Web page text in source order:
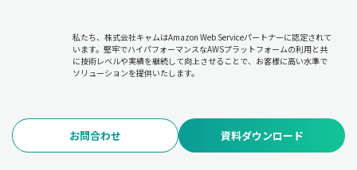
私たち、株式会社キャムはAmazon Web Serviceパートナーに認定されて
います。堅牢でハイパフォーマンスなAWSプラットフォームの利用と共
に技術レベルや実績を継続して向上させることで、お客様に高い水準で
ソリューションを提供いたします。
お問合わせ 資料ダウンロード